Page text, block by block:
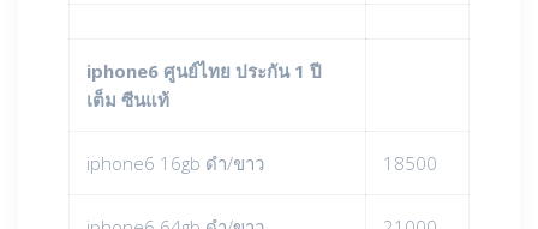
iphone6 ศูนย์ไทย ประกัน 1 ปี
เต็ม ซีนแท้
iphone6 16gb ดำ/ขาว 18500